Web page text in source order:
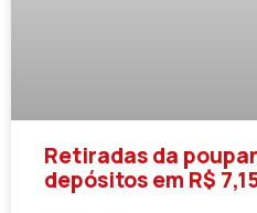
Retiradas da
depósitos em R$